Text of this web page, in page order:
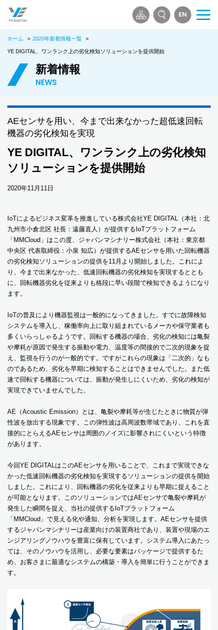
EN
メ
ホーム > 2020年新着情報一覧 >
YE DIGITAL、ワンランク上の劣化検知ソリューションを提供開始
新着情報
NEWS
AEセンサを用い、今まで出来なかった超低速回転
機器の劣化検知を実現
YE DIGITAL、ワンランク上の劣化検知
ソリューションを提供開始
2020年11月11日
IoTによるビジネス変革を推進している株式会社YE DIGITAL（本社：北
九州市小倉北区 社長：遠藤直人）が提供するIoTプラットフォーム
「MMCloud」はこの度、ジャパンマシナリー株式会社（本社：東京都
中央区 代表取締役：小泉 知広）が提供するAEセンサを用いた回転機器
の劣化検知ソリューションの提供を11月より開始しました。これによ
り、今まで出来なかった、低速回転機器の劣化検知を実現するととも
に、回転機器劣化を従来よりも格段に早い段階で検知できるようになり
ます。
IoTの普及により機器監視は一般的になってきました。すでに故障検知
システムを導入し、稼働率向上に取り組まれているメーカや保守業者も
多くいらっしゃるようです。回転する機器の場合、劣化の検知には亀裂
や摩耗が原因で発生する振動や電力、温度等の間接的で二次的現象を捉
え、監視を行うのが一般的です。ですがこれらの現象は「二次的」なも
のであるため、劣化を早期に検知することはできませんでした。また低
速で回転する機器については、振動が発生しにくいため、劣化の検知が
実現できていませんでした。
AE（Acoustic Emission）とは、亀裂や摩耗等が生じたときに物質が弾
性波を放出する現象です。この弾性波は高周波数帯域であり、これを直
接的にとらえるAEセンサは周囲のノイズに影響されにくいという特徴
があります。
今回YE DIGITALはこのAEセンサを用いることで、これまで実現できな
かった低速回転機器の劣化検知を実現するソリューションの提供を開始
しました。これにより、回転機器の劣化を従来よりも早期に捉えること
が可能となります。このソリューションではAEセンサで亀裂や摩耗が
発生した瞬間を捉え、当社の提供するIoTプラットフォーム
「MMCloud」で見える化や通知、分析を実現します。AEセンサを提供
するジャパンマシナリーは産業向けの装置商社であり、装置や現場のエ
ンジアリングノウハウを豊富に保有しています。システム導入にあたっ
ては、そのノウハウを活用し、必要な要素はパッケージで提供するた
め、お客さまに最適なシステムの構築・導入を簡単に行うことができま
す。